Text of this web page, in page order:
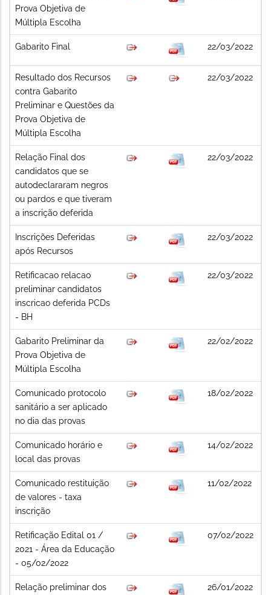
Prova Objetiva de
Múltipla Escolha
Gabarito Final 22/03/2022
Resultado dos Recursos
contra Gabarito
Preliminar e Questões da
Prova Objetiva de
Múltipla Escolha
22/03/2022
Relação Final dos
candidatos que se
autodeclararam negros
ou pardos e que tiveram
a inscrição deferida
22/03/2022
Inscrições Deferidas
após Recursos
22/03/2022
Retificacao relacao
preliminar candidatos
inscricao deferida PCDs
- BH
22/03/2022
Gabarito Preliminar da
Prova Objetiva de
Múltipla Escolha
22/02/2022
Comunicado protocolo
sanitário a ser aplicado
no dia das provas
18/02/2022
Comunicado horário e
local das provas
14/02/2022
Comunicado restituição
de valores - taxa
inscrição
11/02/2022
Retificação Edital 01 /
2021 - Área da Educação
- 05/02/2022
07/02/2022
Relação preliminar dos
26/01/2022